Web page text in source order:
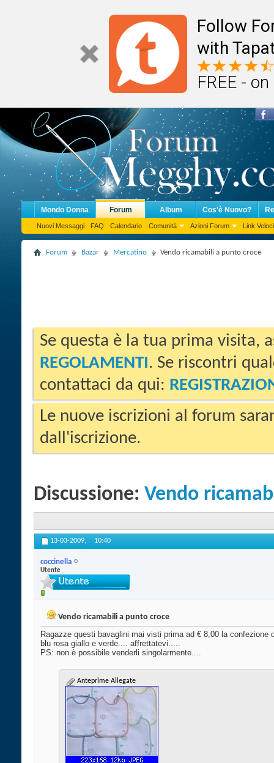
Follow
with
FREE -
Mondo Donna Forum
Nuovi Messaggi FAQ Calendario Comunità Azioni Forum Link Veloci
Album Cos'è Nuovo?
Forum Bazar Mercatino Vendo ricamabili a punto croce
Se questa è la tua prima visita,
REGOLAMENTI. Se riscontri
contattaci da qui:
Le nuove iscrizioni al forum
dall'iscrizione.
Discussione: Vendo
13-03-2009, 10:40
coccinella
Utente
Vendo ricamabili a punto croce
Ragazze questi bavaglini mai visti prima ad € 8,00 la confezione
blu rosa giallo e verde.... affrettatevi.....
PS: non è possibile venderli singolarmente....
Anteprime Allegate